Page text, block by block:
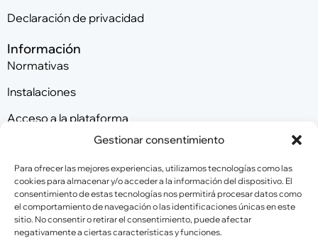
Gestionar consentimiento
Para ofrecer las mejores experiencias, utilizamos tecnologías como las
cookies para almacenar y/o acceder a la información del dispositivo. El
consentimiento de estas tecnologías nos permitirá procesar datos como
el comportamiento de navegación o las identificaciones únicas en este
sitio. No consentir o retirar el consentimiento, puede afectar
negativamente a ciertas características y funciones.
Declaración de privacidad
Información
Normativas
Instalaciones
Acceso a la plataforma
Patrocinadores